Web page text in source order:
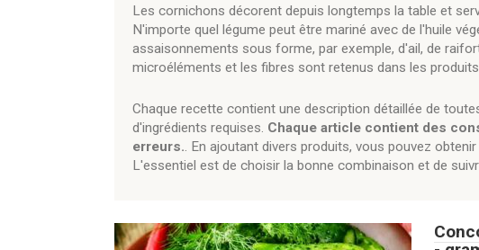
Les cornichons décorent depuis longtemps la table et
N'importe quel légume peut être mariné avec de l'huile
assaisonnements sous forme, par exemple, d'ail, de
microéléments et les fibres sont retenus dans les
Chaque recette contient une description détaillée de
d'ingrédients requises. Chaque article contient des
erreurs.. En ajoutant divers produits, vous pouvez
L'essentiel est de choisir la bonne combinaison et de